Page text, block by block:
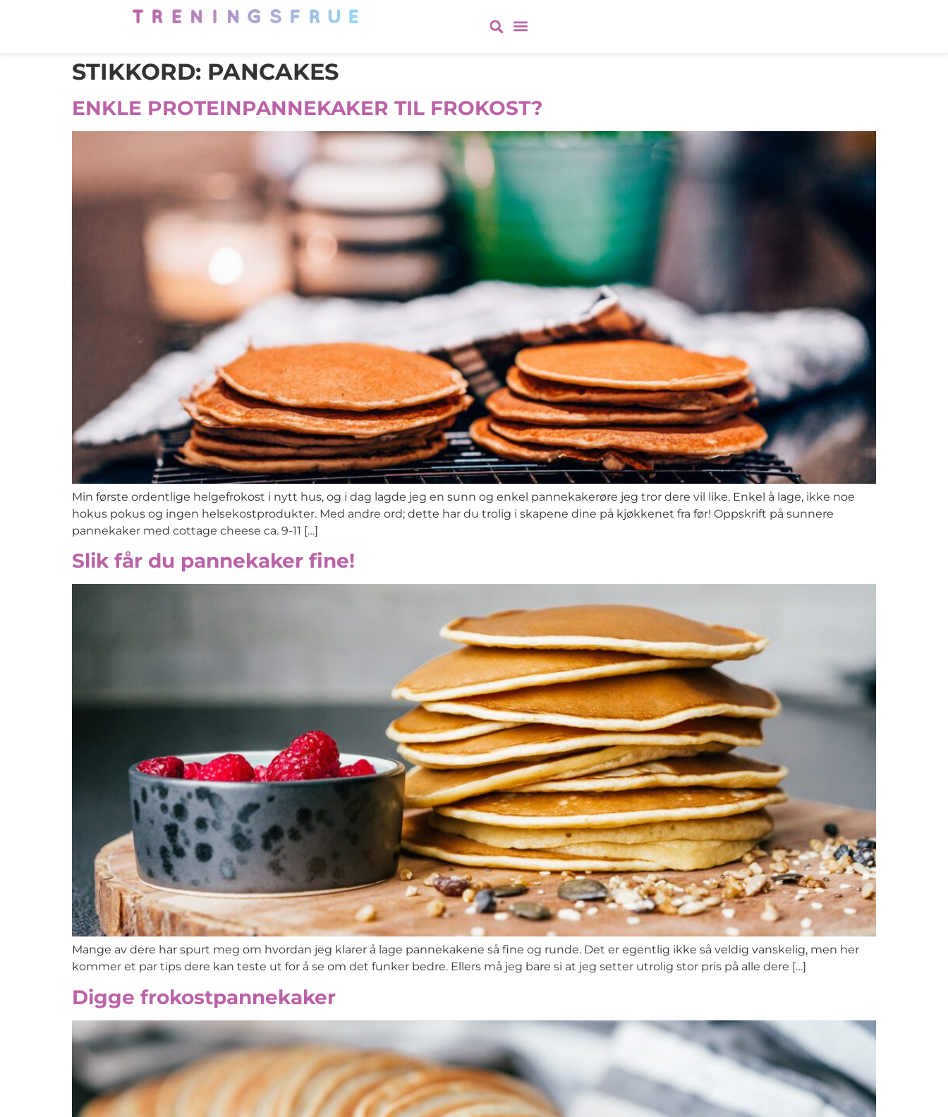
STIKKORD: PANCAKES
ENKLE PROTEINPANNEKAKER TIL FROKOST?
Min første ordentlige helgefrokost i nytt hus, og i dag lagde jeg en sunn og enkel pannekakerøre jeg tror dere vil like. Enkel å lage, ikke noe
hokus pokus og ingen helsekostprodukter. Med andre ord; dette har du trolig i skapene dine på kjøkkenet fra før! Oppskrift på sunnere
pannekaker med cottage cheese ca. 9-11 […]
Slik får du pannekaker fine!
Mange av dere har spurt meg om hvordan jeg klarer å lage pannekakene så fine og runde. Det er egentlig ikke så veldig vanskelig, men her
kommer et par tips dere kan teste ut for å se om det funker bedre. Ellers må jeg bare si at jeg setter utrolig stor pris på alle dere […]
Digge frokostpannekaker